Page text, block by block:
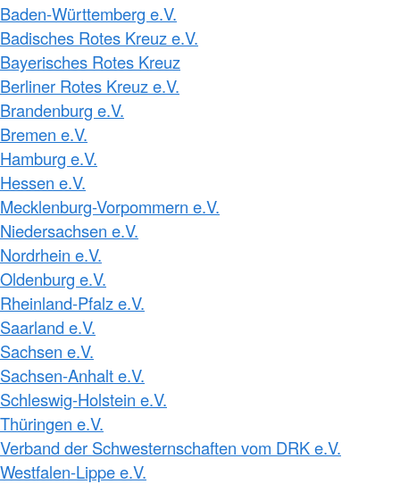
Baden-Württemberg e.V.
Badisches Rotes Kreuz e.V.
Bayerisches Rotes Kreuz
Berliner Rotes Kreuz e.V.
Brandenburg e.V.
Bremen e.V.
Hamburg e.V.
Hessen e.V.
Mecklenburg-Vorpommern e.V.
Niedersachsen e.V.
Nordrhein e.V.
Oldenburg e.V.
Rheinland-Pfalz e.V.
Saarland e.V.
Sachsen e.V.
Sachsen-Anhalt e.V.
Schleswig-Holstein e.V.
Thüringen e.V.
Verband der Schwesternschaften vom DRK e.V.
Westfalen-Lippe e.V.